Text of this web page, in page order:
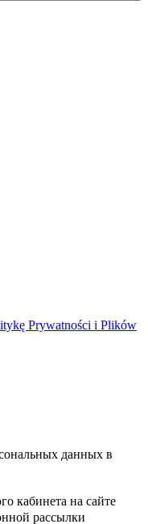
Prywatności i Plików
данных в
кабинета на сайте
рассылки